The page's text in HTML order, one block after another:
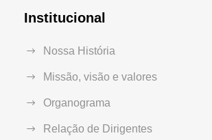
Institucional
Nossa História
Missão, visão e valores
Organograma
Relação de Dirigentes